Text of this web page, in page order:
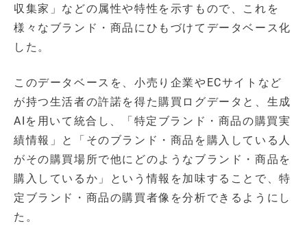
収集家」などの属性や特性を示すもので、これを
様々なブランド・商品にひもづけてデータベース化
した。
このデータベースを、小売り企業やECサイトなど
が持つ生活者の許諾を得た購買ログデータと、生成
AIを用いて統合し、「特定ブランド・商品の購買実
績情報」と「そのブランド・商品を購入している人
がその購買場所で他にどのようなブランド・商品を
購入しているか」という情報を加味することで、特
定ブランド・商品の購買者像を分析できるようにし
た。